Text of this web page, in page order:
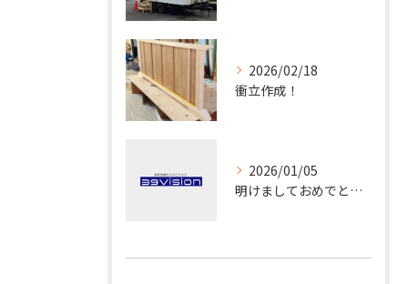
2026/02/18
衝立作成！
2026/01/05
明けましておめでとうございます！